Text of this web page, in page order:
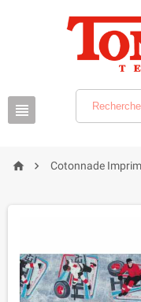

  Cotonnade